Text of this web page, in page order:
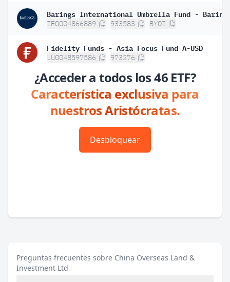
IE0004866889 933583 BYQI
Fidelity Funds - Asia Focus Fund A-USD
LU0048597586 973276
¿Acceder a todos los 46 ETF?
Característica exclusiva para
nuestros Aristócratas.
Desbloquear
Preguntas frecuentes sobre China Overseas Land &
Investment Ltd